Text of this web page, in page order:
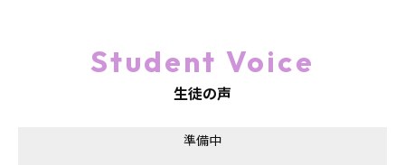
Student Voice
生徒の声
準備中